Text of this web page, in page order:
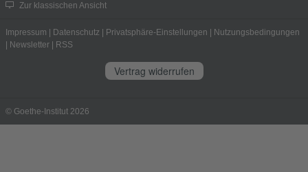
Zur klassischen Ansicht
Impressum | Datenschutz | Privatsphäre-Einstellungen | Nutzungsbedingungen
| Newsletter | RSS
Vertrag widerrufen
© Goethe-Institut 2026